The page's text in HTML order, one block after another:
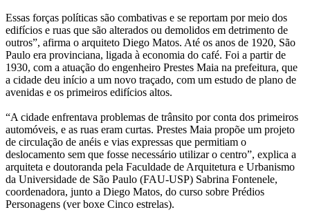
Essas forças políticas são combativas e se reportam por meio dos
edifícios e ruas que são alterados ou demolidos em detrimento de
outros”, afirma o arquiteto Diego Matos. Até os anos de 1920, São
Paulo era provinciana, ligada à economia do café. Foi a partir de
1930, com a atuação do engenheiro Prestes Maia na prefeitura, que
a cidade deu início a um novo traçado, com um estudo de plano de
avenidas e os primeiros edifícios altos.
“A cidade enfrentava problemas de trânsito por conta dos primeiros
automóveis, e as ruas eram curtas. Prestes Maia propõe um projeto
de circulação de anéis e vias expressas que permitiam o
deslocamento sem que fosse necessário utilizar o centro”, explica a
arquiteta e doutoranda pela Faculdade de Arquitetura e Urbanismo
da Universidade de São Paulo (FAU-USP) Sabrina Fontenele,
coordenadora, junto a Diego Matos, do curso sobre Prédios
Personagens (ver boxe Cinco estrelas).